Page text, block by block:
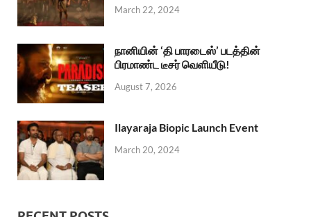
March 22, 2024
நானியின் ‘தி பாரடைஸ்’ படத்தின்
பிரமாண்ட டீசர் வெளியீடு!
August 7, 2026
Ilayaraja Biopic Launch Event
March 20, 2024